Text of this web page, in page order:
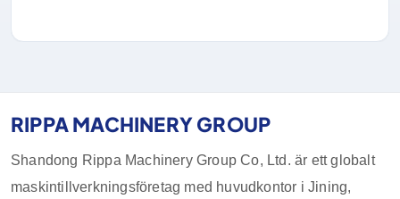
RIPPA MACHINERY GROUP
Shandong Rippa Machinery Group Co, Ltd. är ett globalt
maskintillverkningsföretag med huvudkontor i Jining,